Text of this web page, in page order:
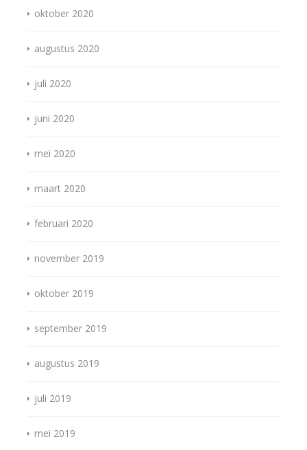
oktober 2020
augustus 2020
juli 2020
juni 2020
mei 2020
maart 2020
februari 2020
november 2019
oktober 2019
september 2019
augustus 2019
juli 2019
mei 2019